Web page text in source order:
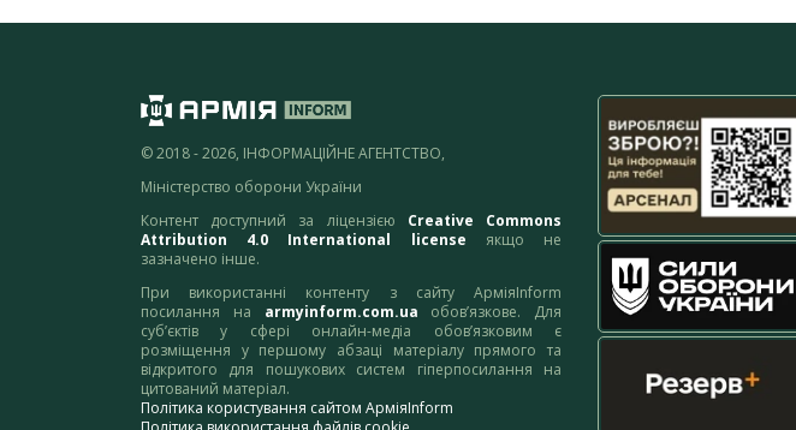
© 2018 - 2026, ІНФОРМАЦІЙНЕ АГЕНТСТВО,
Міністерство оборони України
Контент доступний за ліцензією Creative Commons
Attribution 4.0 International license якщо не
зазначено інше.
При використанні контенту з сайту АрміяInform
посилання на armyinform.com.ua обов’язкове. Для
суб’єктів у сфері онлайн-медіа обов’язковим є
розміщення у першому абзаці матеріалу прямого та
відкритого для пошукових систем гіперпосилання на
цитований матеріал.
Політика користування сайтом АрміяInform